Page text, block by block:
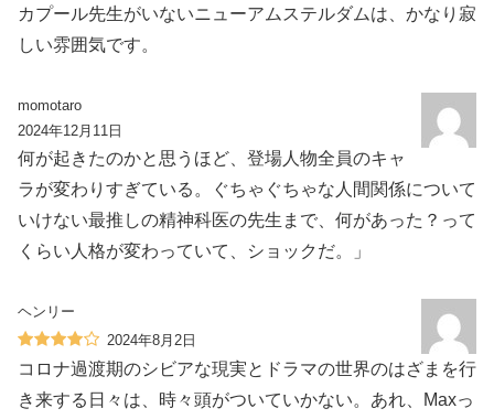
カプール先生がいないニューアムステルダムは、かなり寂
しい雰囲気です。
momotaro
2024年12月11日
何が起きたのかと思うほど、登場人物全員のキャ
ラが変わりすぎている。ぐちゃぐちゃな人間関係について
いけない最推しの精神科医の先生まで、何があった？って
くらい人格が変わっていて、ショックだ。」
ヘンリー
2024年8月2日
コロナ過渡期のシビアな現実とドラマの世界のはざまを行
き来する日々は、時々頭がついていかない。あれ、Maxっ